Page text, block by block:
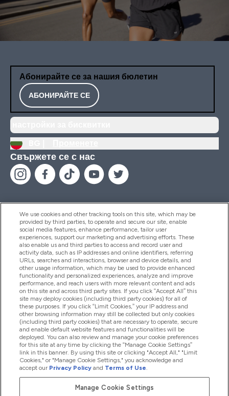
Абонирайте се за нашия бюлетин
АБОНИРАЙТЕ СЕ
Свържете се с нас
Помощ И Информация
Продукти
Информация За Компанията
Лоялност И Награди
2026 The Hut.com Ltd
We use cookies and other tracking tools on this site, which may be
provided by third parties, to operate and secure our site, enable
social media features, enhance performance, tailor user
experiences, support our marketing and advertising efforts. These
also enable us and third parties to access and record user and
activity data, such as IP addresses and online identifiers, referring
URLs, searches and interactions, browser and device details, and
other usage information, which may be used to provide enhanced
functionality and personalized experiences, analyze and improve
performance, and reach users with more relevant content and ads
on this site and across third party sites. If you click “Accept All” this
site may deploy cookies (including third party cookies) for all of
these purposes. If you click “Limit Cookies,” your IP address and
other browsing information may still be collected but only cookies
(including third party cookies) that are necessary to operate, secure
and enable default website features and functionalities will be
deployed. You can also review and manage your cookie preferences
for this site at any time by clicking the “Manage Cookie Settings”
link in this banner. By using this site or clicking "Accept All," "Limit
Cookies," or "Manage Cookie Settings," you acknowledge and
accept our Privacy Policy and Terms of Use.
Manage Cookie Settings